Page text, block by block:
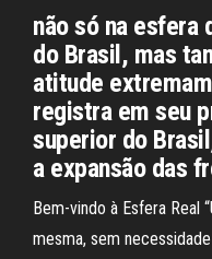
não só na esfera
do Brasil, mas
atitude
registra em seu
superior do
a expansão das
Bem-vindo à Esfera Real
mesma, sem